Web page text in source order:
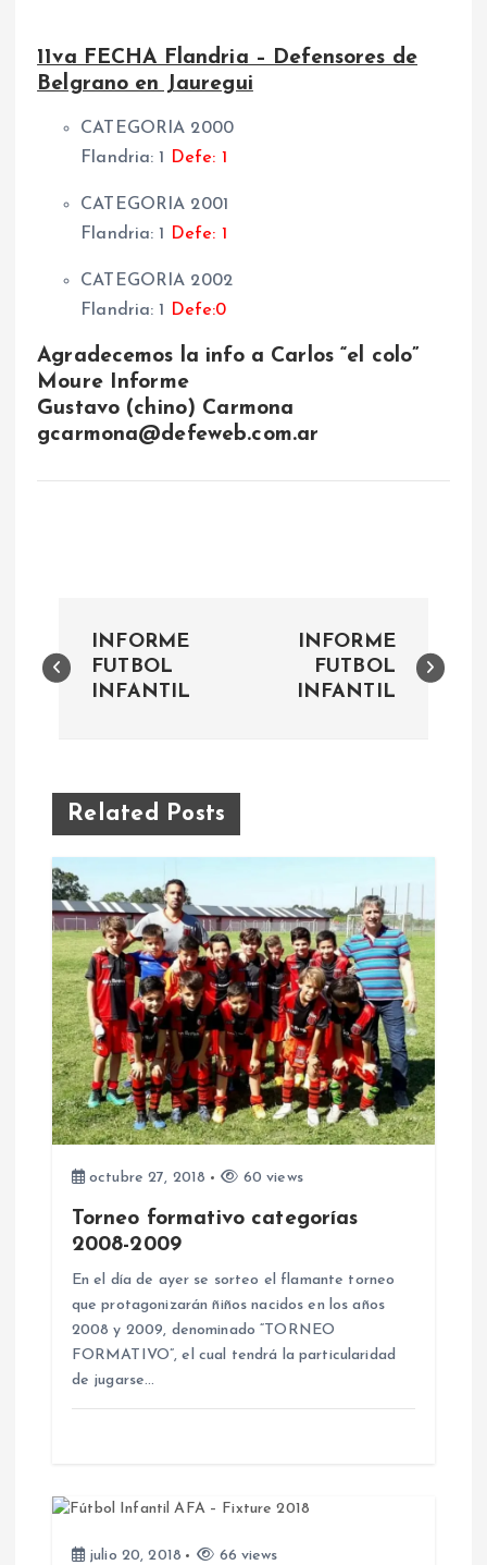
11va FECHA Flandria – Defensores de
Belgrano en Jauregui
CATEGORIA 2000
Flandria: 1
Defe: 1
CATEGORIA 2001
Flandria: 1
Defe: 1
CATEGORIA 2002
Flandria: 1
Defe:0
Agradecemos la info a Carlos “el colo”
Moure Informe
Gustavo (chino) Carmona
gcarmona@defeweb.com.ar
a
e
g
a
c
ó
n
d
INFORME
FUTBOL
INFANTIL
INFORME
FUTBOL
INFANTIL
Related Posts
octubre 27, 2018 60 views
Torneo formativo categorías
2008-2009
En el día de ayer se sorteo el flamante torneo
que protagonizarán ñiños nacidos en los años
2008 y 2009, denominado “TORNEO
FORMATIVO”, el cual tendrá la particularidad
de jugarse…
julio 20, 2018 66 views